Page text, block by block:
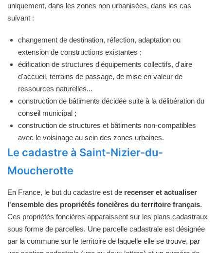
uniquement, dans les zones non urbanisées, dans les cas
suivant :
changement de destination, réfection, adaptation ou
extension de constructions existantes ;
édification de structures d'équipements collectifs, d'aire
d'accueil, terrains de passage, de mise en valeur de
ressources naturelles...
construction de bâtiments décidée suite à la délibération du
conseil municipal ;
construction de structures et bâtiments non-compatibles
avec le voisinage au sein des zones urbaines.
Le cadastre à Saint-Nizier-du-
Moucherotte
En France, le but du cadastre est de recenser et actualiser
l'ensemble des propriétés foncières du territoire français.
Ces propriétés foncières apparaissent sur les plans cadastraux
sous forme de parcelles. Une parcelle cadastrale est désignée
par la commune sur le territoire de laquelle elle se trouve, par